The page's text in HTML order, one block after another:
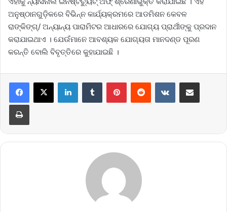
ଅନୁଷ୍ଠାନଗୁଡ଼ିକରେ ବିଭିନ୍ନ କାର୍ଯ୍ୟକ୍ରମରେ ଆଡମିଶନ କେବଳ
ରାଙ୍କିଙ୍ଗ୍/ ଅନ୍ୟାନ୍ୟ ପାରାମିଟର ଆଧାରରେ ଯୋଗ୍ୟ ପ୍ରାର୍ଥୀଙ୍କୁ ପ୍ରଦାନ
କରାଯାଇଥାଏ । ଯେଉଁମାନେ ଆବଶ୍ୟକ ଯୋଗ୍ୟତା ମାନଦଣ୍ଡ ପୂରଣ
କରନ୍ତି ବୋଲି ବିବୃତ୍ତିରେ କୁହାଯାଇଛି ।